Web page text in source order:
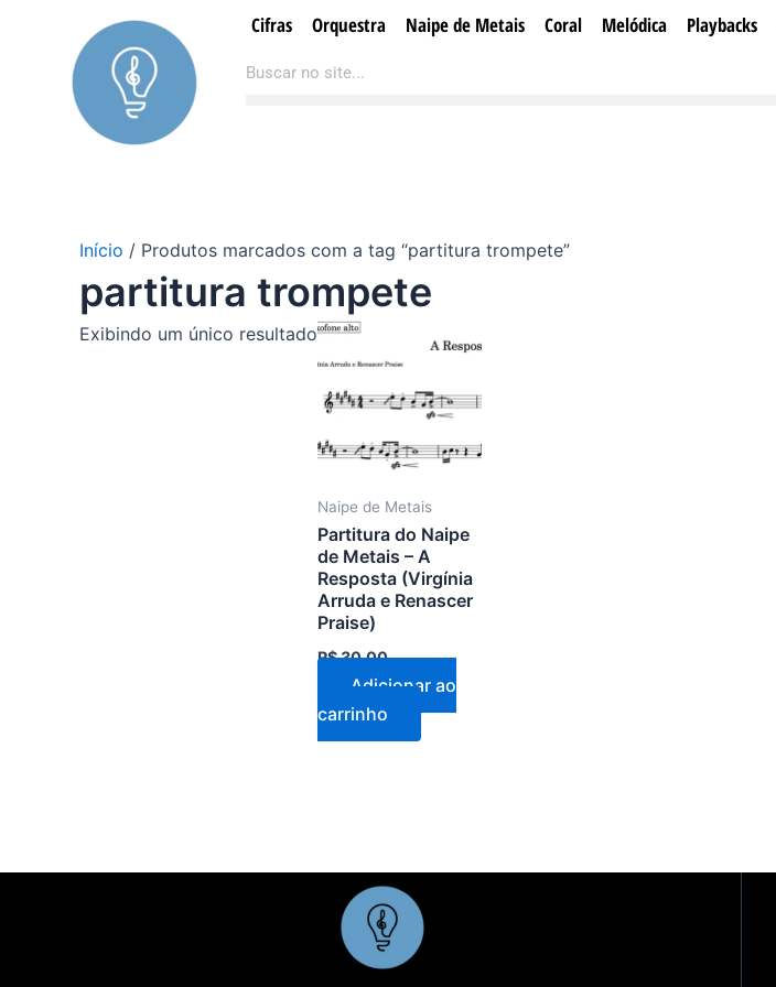
conteúdo
Cifras Orquestra Naipe de Metais Coral Melódica Playbacks
Pesquisar
Início / Produtos marcados com a tag “partitura trompete”
partitura trompete
Exibindo um único resultado
Naipe de Metais
Partitura do Naipe
de Metais – A
Resposta (Virgínia
Arruda e Renascer
Praise)
R$30,00
Adicionar ao
carrinho